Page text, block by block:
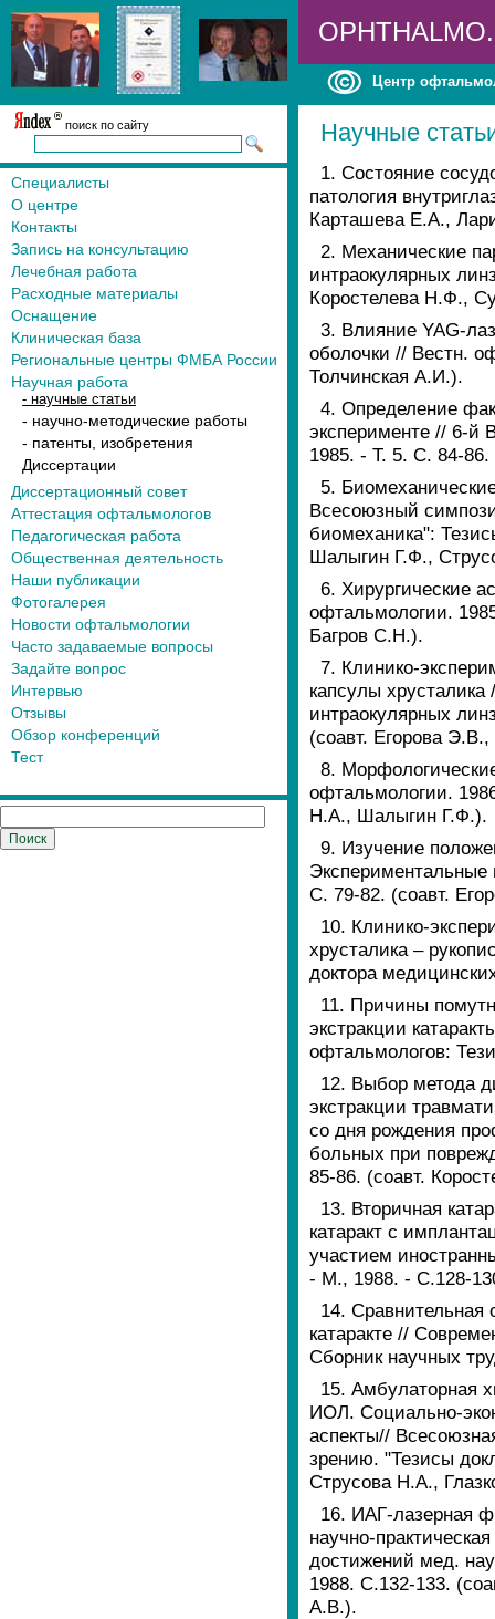
Центр
поиск по сайту
Специалисты
О центре
Контакты
Запись на консультацию
Лечебная работа
Расходные материалы
Оснащение
Клиническая база
Региональные центры ФМБА России
Научная работа
- научные статьи
- научно-методические работы
- патенты, изобретения
Диссертации
Диссертационный совет
Аттестация офтальмологов
Педагогическая работа
Общественная деятельность
Наши публикации
Фотогалерея
Новости офтальмологии
Часто задаваемые вопросы
Задайте вопрос
Интервью
Отзывы
Обзор конференций
Тест
Научные
1. Состояние
патология
Карташева Е.А.,
2. Механические
интраокулярных
Коростелева Н.Ф.,
3. Влияние YAG-
оболочки // Вестн.
Толчинская А.И.).
4. Определение
эксперименте // 6-й
1985. - Т. 5. С. 84-
5.
Всесоюзный
биомеханика":
Шалыгин Г.Ф.,
6. Хирургические
офтальмологии.
Багров С.Н.).
7. Клинико-
капсулы
интраокулярных
(соавт. Егорова
8.
офтальмологии.
Н.А., Шалыгин Г.Ф.).
9. Изучение
С. 79-82. (соавт.
10. Клинико-
хрусталика –
доктора
11. Причины
экстракции
офтальмологов:
12. Выбор метода
экстракции
со дня рождения
больных при
85-86. (соавт.
13. Вторичная
катаракт с
участием
- М., 1988. - С.128-
14. Сравнительная
катаракте //
Сборник научных
15. Амбулаторная
ИОЛ. Социально-
аспекты//
зрению. "Тезисы
Струсова Н.А.,
16. ИАГ-лазерная
научно-
достижений мед.
1988. С.132-133.
А.В.).